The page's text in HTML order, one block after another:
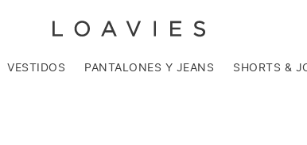
VESTIDOS PANTALONES Y JEANS SHORTS &